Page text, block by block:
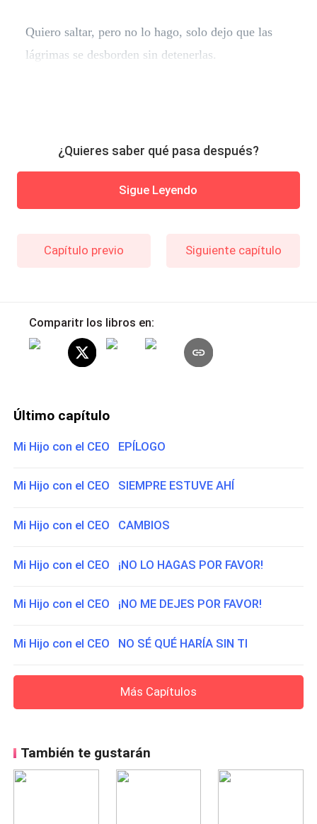
Quiero saltar, pero no lo hago, solo dejo que las
lágrimas se desborden sin detenerlas.
¿Quieres saber qué pasa después?
Sigue Leyendo
Capítulo previo Siguiente capítulo
Comparitr los libros en:
Último capítulo
Mi Hijo con el CEO EPÍLOGO
Mi Hijo con el CEO SIEMPRE ESTUVE AHÍ
Mi Hijo con el CEO CAMBIOS
Mi Hijo con el CEO ¡NO LO HAGAS POR FAVOR!
Mi Hijo con el CEO ¡NO ME DEJES POR FAVOR!
Mi Hijo con el CEO NO SÉ QUÉ HARÍA SIN TI
Más Capítulos
También te gustarán